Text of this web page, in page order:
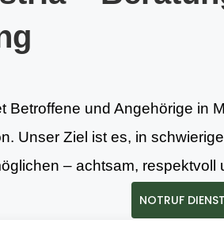
Betroffene und Angehörige in
Unser Ziel ist es, in
– achtsam, respektvoll
NOTRUF DIENST